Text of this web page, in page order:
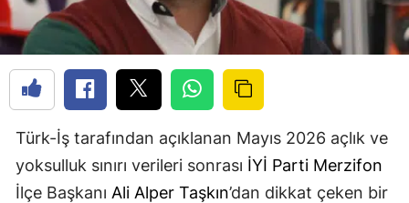
Türk-İş tarafından açıklanan Mayıs 2026 açlık ve
yoksulluk sınırı verileri sonrası İYİ Parti Merzifon
İlçe Başkanı Ali Alper Taşkın’dan dikkat çeken bir